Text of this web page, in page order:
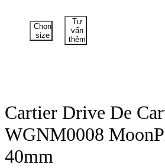
Chọn
size
Tư
vấn
thêm
Cartier Drive De
WGNM0008
40mm